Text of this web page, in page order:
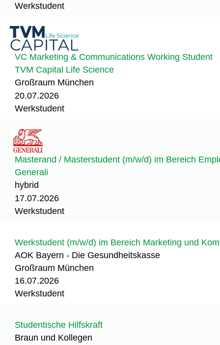
Werkstudent
VC Marketing & Communications Working Student
TVM Capital Life Science
Großraum München
20.07.2026
Werkstudent
Masterand / Masterstudent (m/w/d) im Bereich
Generali
hybrid
17.07.2026
Werkstudent
Werkstudent (m/w/d) im Bereich Marketing und
AOK Bayern - Die Gesundheitskasse
Großraum München
16.07.2026
Werkstudent
Studentische Hilfskraft
Braun und Kollegen